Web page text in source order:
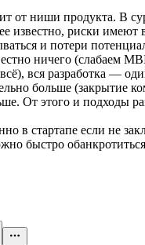
от ниши продукта. В
известно, риски
и потери
ничего (слабаем
вся разработка —
больше (закрытие
От этого и подходы
в стартапе если не
быстро